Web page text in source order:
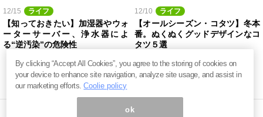
12/15 ライフ
【知っておきたい】加湿器やウォ
ーターサーバー、浄水器によ
る“逆汚染”の危険性
12/10 ライフ
【オールシーズン・コタツ】冬本
番。ぬくぬくグッドデザインなコ
タツ５選
By clicking “Accept All Cookies”, you agree to the storing of cookies on
your device to enhance site navigation, analyze site usage, and assist in
our marketing efforts.Coolie policy
ok